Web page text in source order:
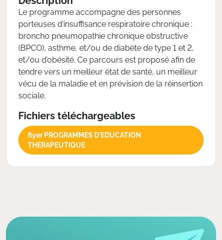
Le programme accompagne des personnes
porteuses d’insuffisance respiratoire chronique :
broncho pneumopathie chronique obstructive
(BPCO), asthme, et/ou de diabète de type 1 et 2,
et/ou d’obésité. Ce parcours est proposé afin de
tendre vers un meilleur état de santé, un meilleur
vécu de la maladie et en prévision de la réinsertion
sociale.
Fichiers téléchargeables
flyer PROGRAMMES D'EDUCATION
THERAPEUTIQUE